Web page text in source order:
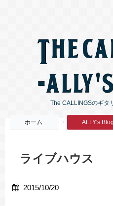
The CALLINGSのギタ
ホーム > ALLY's Blog
ライブハウス
2015/10/20